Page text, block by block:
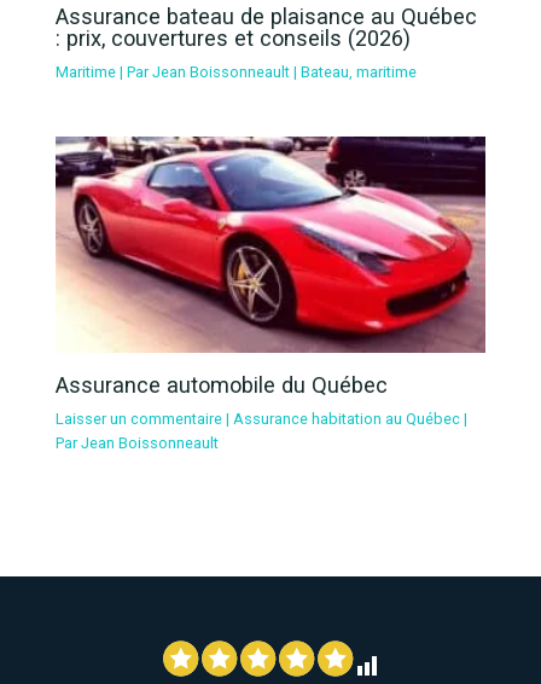
Assurance bateau de plaisance au Québec
: prix, couvertures et conseils (2026)
Maritime| Par Jean Boissonneault | Bateau maritime
Assurance automobile du Québec
Laisser un commentaire | Assurance habitation au Québec|
Par Jean Boissonneault